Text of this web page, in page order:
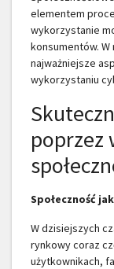
elementem
wykorzystanie
konsumentów.
najważniejsze
wykorzystaniu
poprzez
Społeczność
W dzisiejszych
rynkowy coraz
użytkownikach,